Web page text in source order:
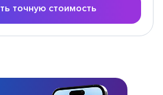
точную стоимость